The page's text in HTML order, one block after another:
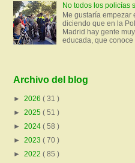
No todos los policías
Me gustaría empezar
diciendo que en la
Madrid hay gente
educada, que conoce
Archivo del blog
► 2026 ( 31 )
► 2025 ( 51 )
► 2024 ( 58 )
► 2023 ( 70 )
► 2022 ( 85 )